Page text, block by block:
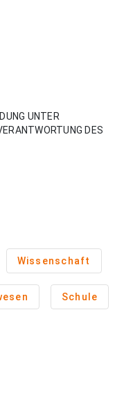
UNTER
DES
Wissenschaft
Schule